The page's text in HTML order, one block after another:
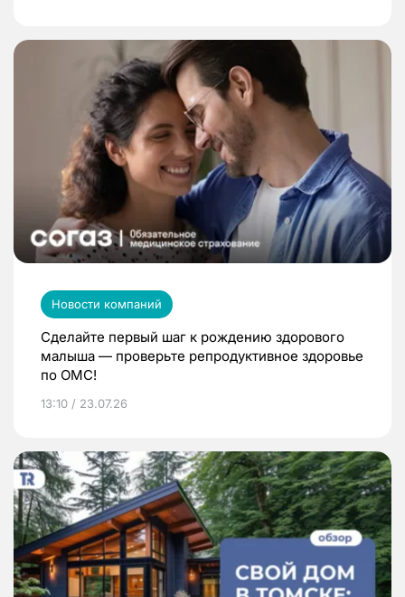
Новости компаний
Сделайте первый шаг к рождению здорового
малыша — проверьте репродуктивное здоровье
по ОМС!
13:10 / 23.07.26